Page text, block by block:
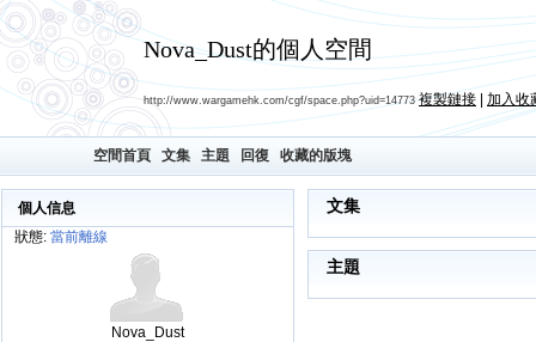
Nova_Dust的個人空間
http://www.wargamehk.com/cgf/space.php?uid=14773 複製鏈接 加入收
空間首頁 文集 主題 回復 收藏的版塊
個人信息
狀態: 當前離線
Nova_Dust
文集
主題